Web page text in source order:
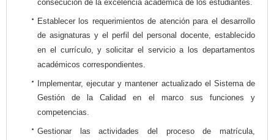
consecución de la excelencia académica de los estudiantes.
Establecer los requerimientos de atención para el desarrollo
de asignaturas y el perfil del personal docente, establecido
en el currículo, y solicitar el servicio a los departamentos
académicos correspondientes.
Implementar, ejecutar y mantener actualizado el Sistema de
Gestión de la Calidad en el marco sus funciones y
competencias.
Gestionar las actividades del proceso de matrícula,